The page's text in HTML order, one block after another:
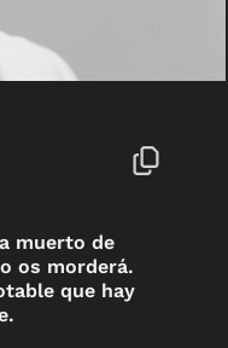
muerto de
os morderá.
que hay